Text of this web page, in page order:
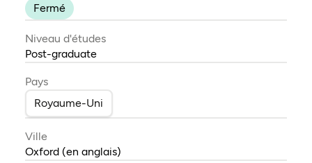
Fermé
Niveau d'études
Post-graduate
Pays
Royaume-Uni
Ville
Oxford (en anglais)